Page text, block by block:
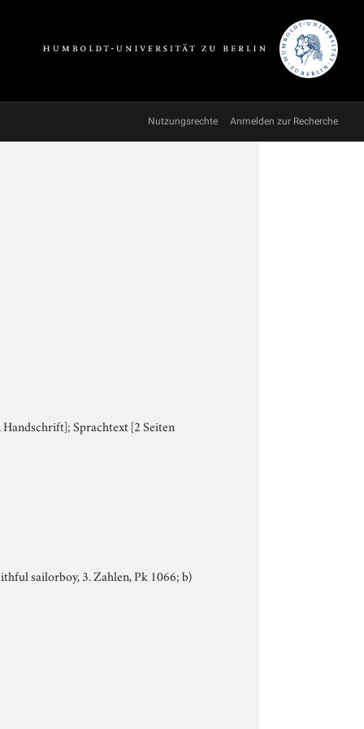
Nutzungsrechte Anmelden zur Recherche
Sprachtext [2 Seiten
sailorboy, 3. Zahlen, Pk 1066; b)